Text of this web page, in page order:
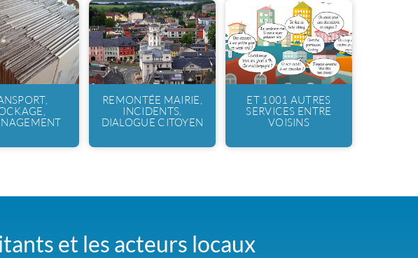
REMONTÉE MAIRIE,
INCIDENTS,
DIALOGUE CITOYEN
ET 1001 AUTRES
SERVICES ENTRE
VOISINS
et les acteurs locaux